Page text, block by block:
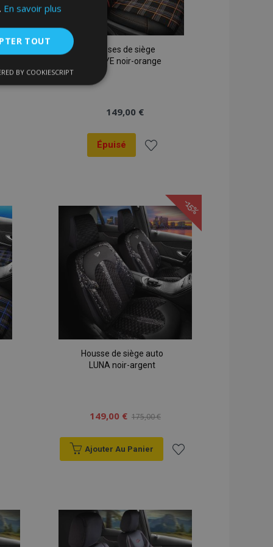
Housses de siège
FETHIYE noir-orange
149,00 €
Épuisé
liste
d'achats
-15%
Housse de siège auto
LUNA noir-argent
149,00 € 175,00 €
Ajouter Au Panier
liste
d'achats
En savoir plus
TOUT
le nettoyage
le cookie
backend,
local et
true.
produit
consultés /
basées sur
à usage
de
de traduction
récemment
facile.
BY COOKIESCRIPT